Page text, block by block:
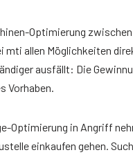
Ads
Analytics
Optimierung
mti allen Möglichkeiten
ausfällt: Die
Vorhaben.
Optimierung in Angriff
einkaufen gehen.